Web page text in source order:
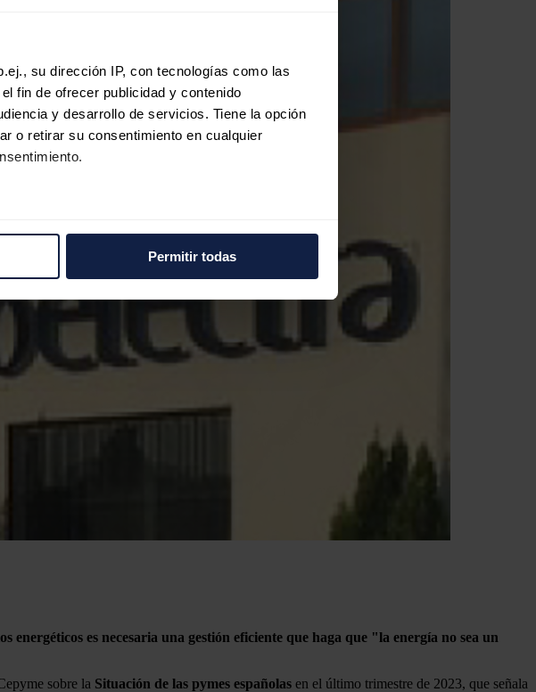
su dirección IP, con tecnologías como las
fin de ofrecer publicidad y contenido
y desarrollo de servicios. Tiene la opción
o retirar su consentimiento en cualquier
anuncios, ofrecer funciones de redes sociales
haga del sitio web con nuestros partners de
otra información que les haya proporcionado o
Permitir todas
energéticos es necesaria una gestión eficiente que haga que "la energía no sea un
sobre la Situación de las pymes españolas en el último trimestre de 2023, que señala